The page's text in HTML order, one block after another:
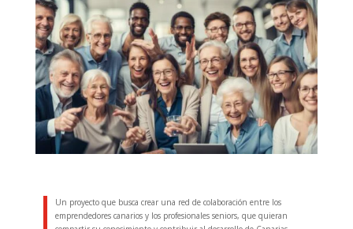
Un proyecto que busca crear una red de colaboración entre los
emprendedores canarios y los profesionales seniors, que quieran